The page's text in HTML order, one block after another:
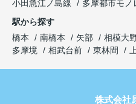
小田急江ノ島線
多摩都市モノ
駅から探す
橋本
南橋本 矢部 相模大
多摩境
相武台前 東林間
株式会社